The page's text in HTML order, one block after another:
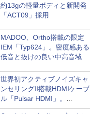
約13gの軽量ボディと新開発
「ACT09」採用
MADOO、Ortho搭載の限定
IEM「Typ624」。密度感ある
低音と抜けの良い中高音域
世界初アクティブノイズキャ
ンセリングII搭載HDMIケーブ
ル「Pulsar HDMI」。
SilentPowerから